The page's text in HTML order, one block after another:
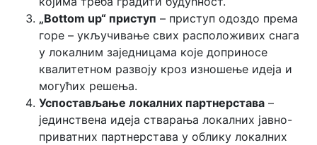
„Bottom up“ приступ – приступ одоздо према
горе – укључивање свих расположивих снага
у локалним заједницама које доприносе
квалитетном развоју кроз изношење идеја и
могућих решења.
Успостављање локалних партнерстава –
јединствена идеја стварања локалних јавно-
приватних партнерстава у облику локалних